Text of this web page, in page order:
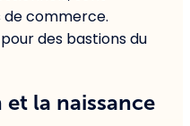
de commerce.
des bastions du
la naissance